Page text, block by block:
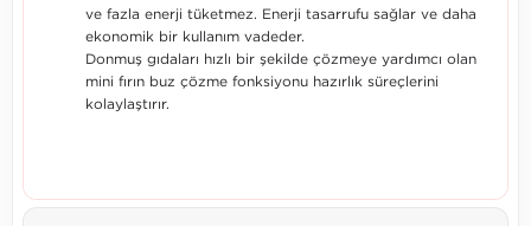
ve fazla enerji tüketmez. Enerji tasarrufu sağlar ve daha
ekonomik bir kullanım vadeder.
Donmuş gıdaları hızlı bir şekilde çözmeye yardımcı olan
mini fırın buz çözme fonksiyonu hazırlık süreçlerini
kolaylaştırır.